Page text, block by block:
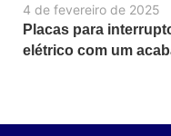
4 de fevereiro de 2025
Placas para
elétrico com um